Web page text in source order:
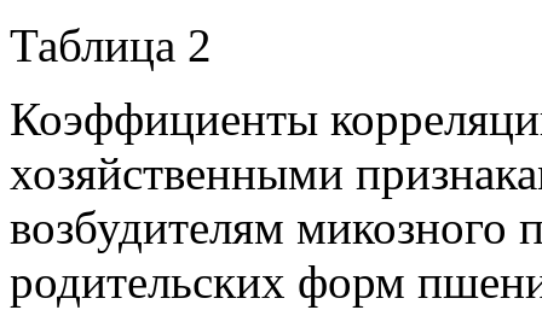
Таблица 2
Коэффициенты
хозяйственными
возбудителям микозного
родительских форм